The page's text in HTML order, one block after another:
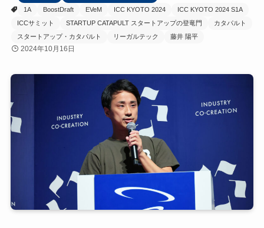
1A
BoostDraft EVeM ICC KYOTO 2024
ICC KYOTO 2024 S1A
ICCサミット
STARTUP CATAPULT スタートアップの登竜門
カタパルト
スタートアップ・カタパルト
リーガルテック 藤井 陽平
2024年10月16日